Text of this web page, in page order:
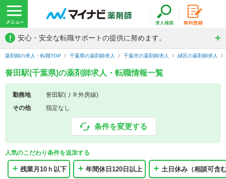
! 安心・安全な転職サポートの提供に努めます。
薬剤師の求人・転職TOP 千葉県の薬剤師求人 千葉市の薬剤師求人 緑区の薬剤師求人
誉田駅(千葉県)の薬剤師求人・転職情報一覧
勤務地
誉田駅(ＪＲ外房線)
その他
指定なし
条件を変更する
人気のこだわり条件を追加する
残業月10ｈ以下 年間休日120日以上 土日休み（相談可含